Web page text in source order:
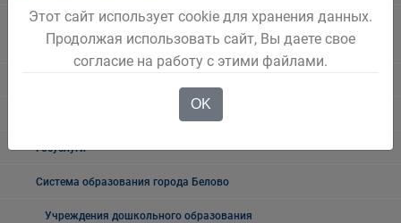
Управление образования Администрации Беловского городского
Госуслуги
Система образования города Белово
Учреждения дошкольного образования
Этот сайт использует cookie для хранения данных.
Продолжая использовать сайт, Вы даете свое
согласие на работу с этими файлами.
OK